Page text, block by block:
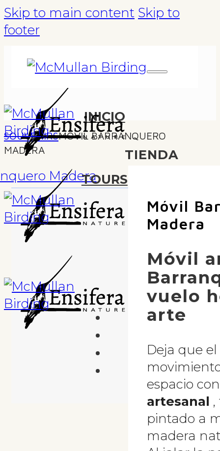
Skip to main content Skip to
footer
INICIO
TIENDA
TOURS
SOUVENIRSMÓVIL BARRANQUERO
MADERA
Móvil
Madera
Móvil
vuelo
arte
Deja que
espacio
artesanal
pintado a
madera